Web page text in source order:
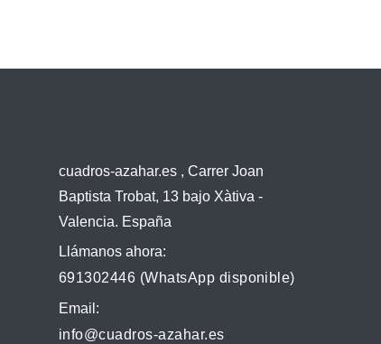
cuadros-azahar.es , Carrer Joan
Baptista Trobat, 13 bajo Xàtiva -
Valencia. España
Llámanos ahora:
691302446 (WhatsApp disponible)
Email:
info@cuadros-azahar.es